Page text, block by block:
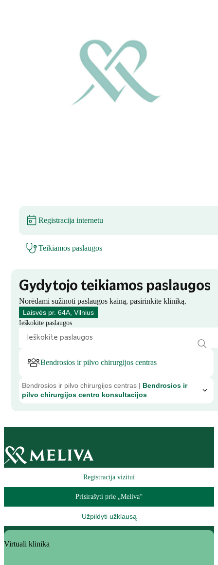
Registracija internetu
Teikiamos paslaugos
Gydytojo teikiamos paslaugos
Norėdami sužinoti paslaugos kainą, pasirinkite kliniką.
Laisvės pr. 64A, Vilnius
Ieškokite paslaugos
Bendrosios ir pilvo chirurgijos centras
Bendrosios ir pilvo chirurgijos centras | Bendrosios ir
pilvo chirurgijos centro konsultacijos
Registracija vizitui
Prisirašyti prie „Meliva“
Užpildyti užklausą
Virtuali klinika